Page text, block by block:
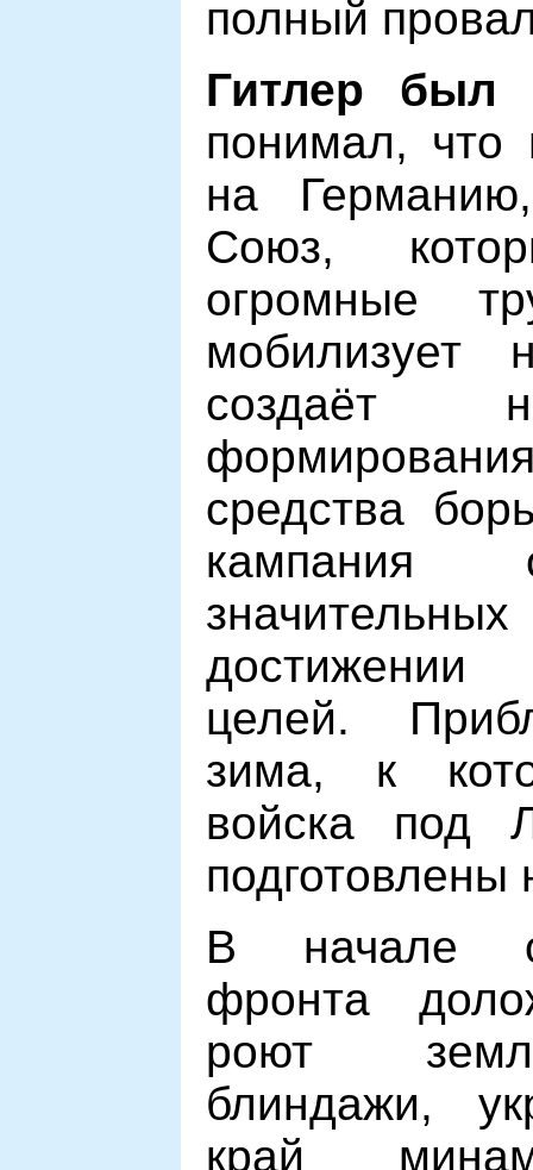
полный
Гитлер был
понимал, что
на
Союз,
огромные
мобилизует
создаёт
средства
кампания
достижении
целей.
зима, к
войска под
подготовлены
В начале
фронта
роют
блиндажи,
край